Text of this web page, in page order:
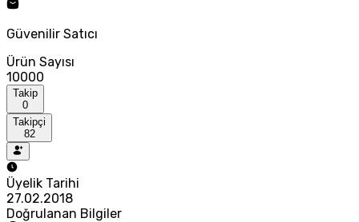
Güvenilir Satıcı
Ürün Sayısı
10000
Takip
0
Takipçi
82
Üyelik Tarihi
27.02.2018
Doğrulanan Bilgiler